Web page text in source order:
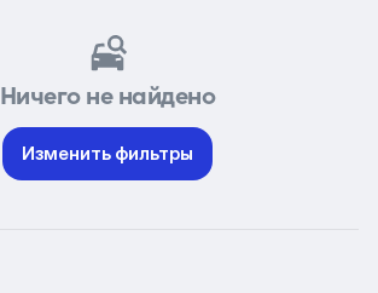
Ничего не найдено
Изменить фильтры